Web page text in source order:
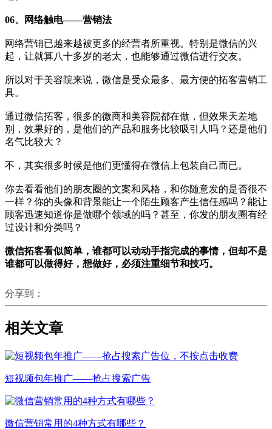
06、网络触电——营销法
网络营销已越来越被更多的经营者所重视。特别是微信的兴
起，让就算八十多岁的老太，也能够通过微信进行交友。
所以对于美容院来说，微信是受众最多、最方便的拓客营销工
具。
通过微信拓客，很多的微商和美容院都在做，但效果天差地
别，效果好的，是他们的产品和服务比较吸引人吗？还是他们
名气比较大？
不，其实很多时候是他们更懂得在微信上包装自己而已。
你去看看他们的朋友圈的文案和风格，和你随意发的是否很不
一样？你的头像和背景能让一个陌生顾客产生信任感吗？能让
顾客迅速知道你是做哪个领域的吗？甚至，你发的朋友圈有经
过设计和分类吗？
微信拓客看似简单，谁都可以动动手指完成的事情，但却不是
谁都可以做得好，想做好，必须注重细节和技巧。
分享到：
相关文章
短视频包年推广——抢占搜索广告
微信营销常用的4种方式有哪些？